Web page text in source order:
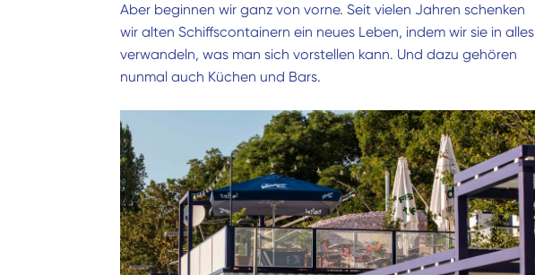
Aber beginnen wir ganz von vorne. Seit vielen Jahren schenken
wir alten Schiffscontainern ein neues Leben, indem wir sie in alles
verwandeln, was man sich vorstellen kann. Und dazu gehören
nunmal auch Küchen und Bars.